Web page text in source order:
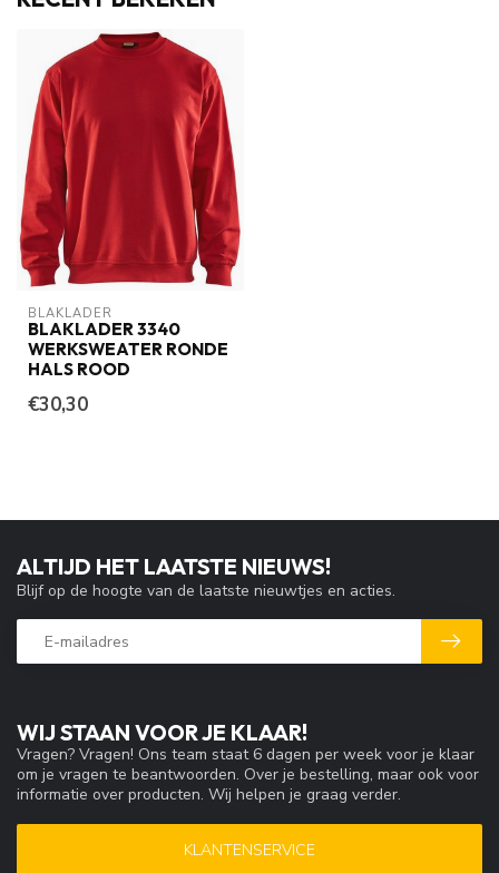
BLAKLADER
BLAKLADER 3340
WERKSWEATER RONDE
HALS ROOD
€30,30
WIJ STAAN VOOR JE KLAAR!
Vragen? Vragen! Ons team staat 6 dagen per week voor je klaar
om je vragen te beantwoorden. Over je bestelling, maar ook voor
informatie over producten. Wij helpen je graag verder.
KLANTENSERVICE
ALTIJD HET LAATSTE NIEUWS!
Blijf op de hoogte van de laatste nieuwtjes en acties.